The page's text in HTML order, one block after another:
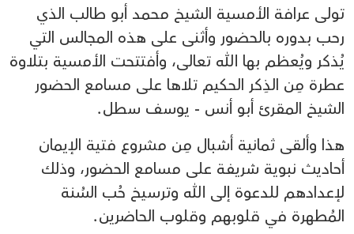
تولى عرافة الأمسية الشيخ محمد أبو طالب الذي
رحب بدوره بالحضور وأثنى على هذه المجالس التي
يُذكر ويُعظم بها الله تعالى، وأفتتحت الأمسية بتلاوة
عطرة مِن الذِكر الحكيم تلاها على مسامع الحضور
الشيخ المقرئ أبو أنس - يوسف سطل.
هذا وألقى ثمانية أشبال مِن مشروع فتية الإيمان
أحاديث نبوية شريفة على مسامع الحضور، وذلك
لإعدادهم للدعوة إلى الله وترسيخ حُب السُنة
المُطهرة في قلوبهم وقلوب الحاضرين.